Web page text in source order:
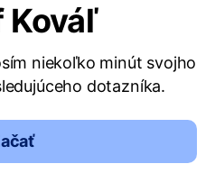
Kováľ
niekoľko minút svojho
dotazníka.